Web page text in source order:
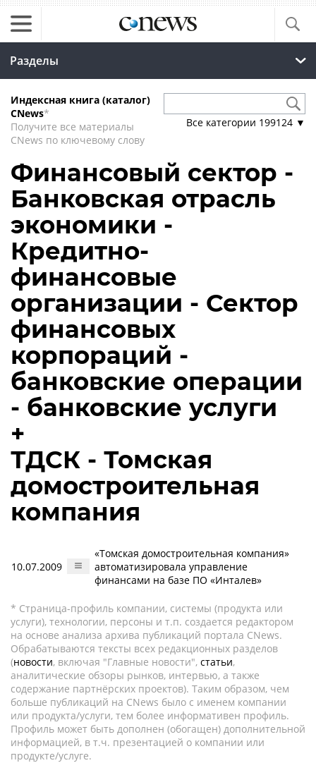
Разделы
Индексная книга (каталог)
CNews*
Получите все материалы
CNews по ключевому слову
Все категории 199124 ▼
Финансовый сектор -
Банковская отрасль
экономики -
Кредитно-
финансовые
организации - Сектор
финансовых
корпораций -
банковские операции
- банковские услуги
+
ТДСК - Томская
домостроительная
компания
10.07.2009
«Томская домостроительная компания»
автоматизировала управление
финансами на базе ПО «Инталев»
* Страница-профиль компании, системы (продукта или
услуги), технологии, персоны и т.п. создается редактором
на основе анализа архива публикаций портала CNews.
Обрабатываются тексты всех редакционных разделов
(новости, включая "Главные новости", статьи,
аналитические обзоры рынков, интервью, а также
содержание партнёрских проектов). Таким образом, чем
больше публикаций на CNews было с именем компании
или продукта/услуги, тем более информативен профиль.
Профиль может быть дополнен (обогащен) дополнительной
информацией, в т.ч. презентацией о компании или
продукте/услуге.